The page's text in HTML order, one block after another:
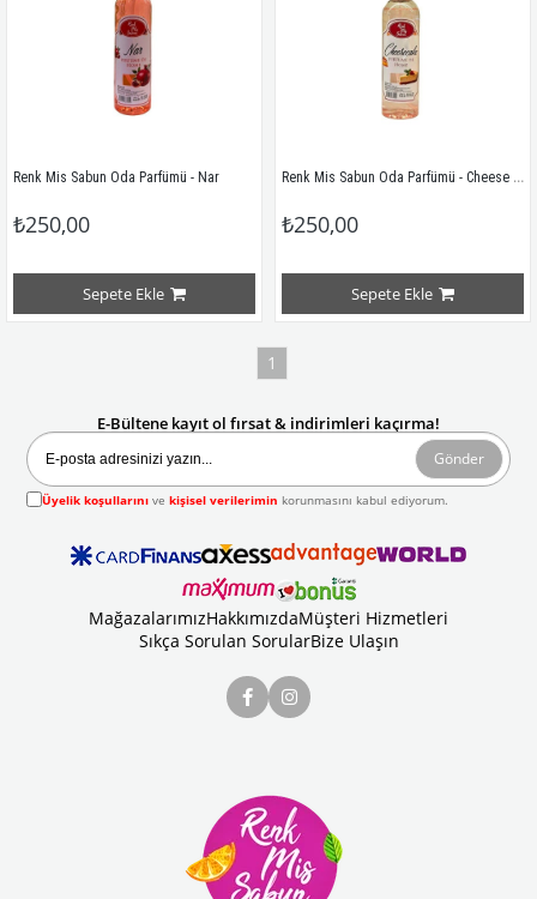
Renk Mis Sabun Oda Parfümü - Nar
₺250,00
Sepete Ekle
Renk Mis Sabun Oda Parfümü - Cheese Cake
₺250,00
Sepete Ekle
1
E-Bültene kayıt ol fırsat & indirimleri kaçırma!
Gönder
Üyelik koşullarını vekişisel verilerimin korunmasını kabul ediyorum.
MağazalarımızHakkımızdaMüşteri Hizmetleri
Sıkça Sorulan SorularBize Ulaşın